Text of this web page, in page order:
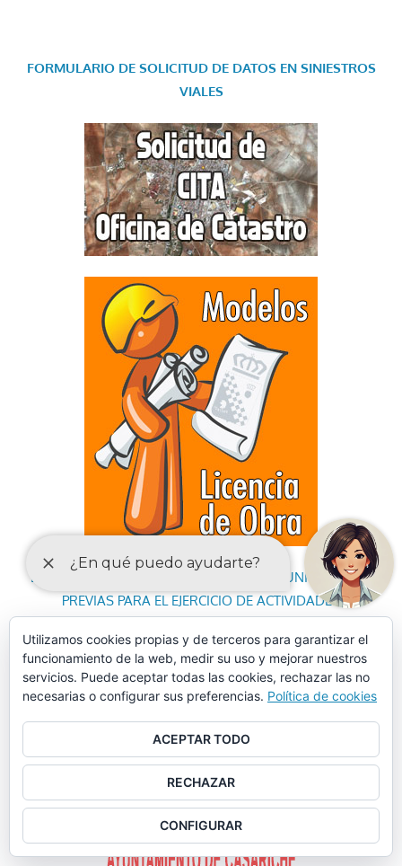
FORMULARIO DE SOLICITUD DE DATOS EN SINIESTROS
VIALES
DECLARACIONES RESPONSABLES Y COMUNICACIONES
PREVIAS PARA EL EJERCICIO DE ACTIVIDADES
Utilizamos cookies propias y de terceros para garantizar el
funcionamiento de la web, medir su uso y mejorar nuestros
servicios. Puede aceptar todas las cookies, rechazar las no
necesarias o configurar sus preferencias. Política de cookies
ACEPTAR TODO
RECHAZAR
CONFIGURAR